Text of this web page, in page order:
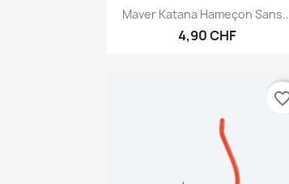
Aperçu rapide
Maver Katana Hameçon
4,90 CHF